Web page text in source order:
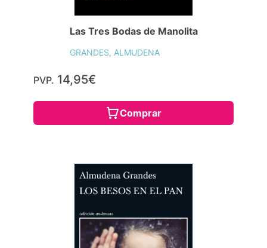
Las Tres Bodas de Manolita
GRANDES, ALMUDENA
PVP. 14,95€
Comprar